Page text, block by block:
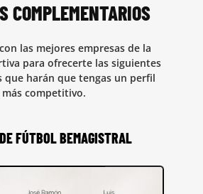
COMPLEMENTARIOS
las mejores empresas de la
para ofrecerte las siguientes
que harán que tengas un perfil
más competitivo.
FÚTBOL BEMAGISTRAL
¡AHORA GRATIS CON TU MATRÍCULA!